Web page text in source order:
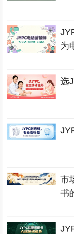
为
选
市
书